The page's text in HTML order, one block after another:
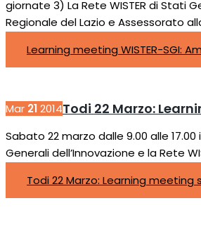
giornate 3) La Rete WISTER di Stati
Regionale del Lazio e Assessorato
Learning meeting WISTER-SGI:
Mar 212014Todi 22 Marzo:
Sabato 22 marzo dalle 9.00 alle
Generali dell’Innovazione e la Rete
Todi 22 Marzo: Learning